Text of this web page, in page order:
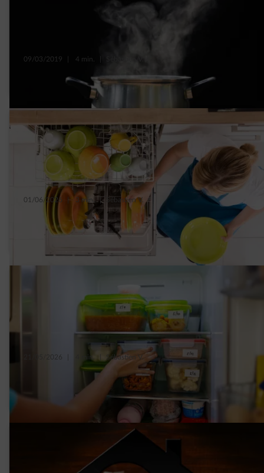
09/03/2019 4 min.
5 mythes over energieverbruik doorbroken
01/06/2026 3 min. | Sébastien V.
5 slimme tips om het verbruik van je
afwasmachine te verminderen
21/05/2026 4 min. Sébastien V.
7 tips om je koelkast minder te laten